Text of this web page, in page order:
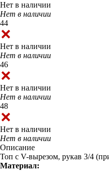
Нет в наличии
Нет в наличии
44
Нет в наличии
Нет в наличии
46
Нет в наличии
Нет в наличии
48
Нет в наличии
Нет в наличии
Описание
Топ с V-вырезом, рукав 3/4
Материал: